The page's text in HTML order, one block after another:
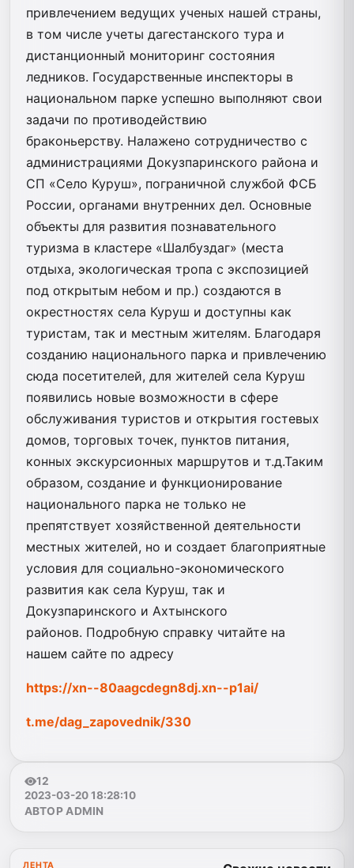
привлечением ведущих ученых нашей страны,
в том числе учеты дагестанского тура и
дистанционный мониторинг состояния
ледников. Государственные инспекторы в
национальном парке успешно выполняют свои
задачи по противодействию
браконьерству. Налажено сотрудничество с
администрациями Докузпаринского района и
СП «Село Куруш», пограничной службой ФСБ
России, органами внутренних дел. Основные
объекты для развития познавательного
туризма в кластере «Шалбуздаг» (места
отдыха, экологическая тропа с экспозицией
под открытым небом и пр.) создаются в
окрестностях села Куруш и доступны как
туристам, так и местным жителям. Благодаря
созданию национального парка и привлечению
сюда посетителей, для жителей села Куруш
появились новые возможности в сфере
обслуживания туристов и открытия гостевых
домов, торговых точек, пунктов питания,
конных экскурсионных маршрутов и т.д.Таким
образом, создание и функционирование
национального парка не только не
препятствует хозяйственной деятельности
местных жителей, но и создает благоприятные
условия для социально-экономического
развития как села Куруш, так и
Докузпаринского и Ахтынского
районов. Подробную справку читайте на
нашем сайте по адресу
https://xn--80aagcdegn8dj.xn--p1ai/
t.me/dag_zapovednik/330
12
2023-03-20 18:28:10
АВТОР ADMIN
ЛЕНТА